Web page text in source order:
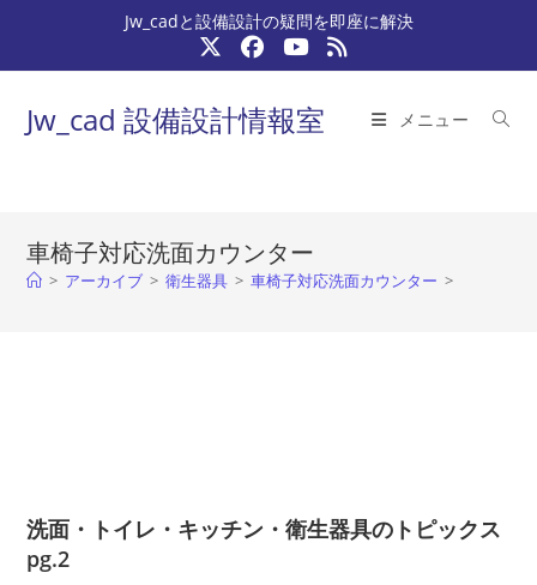
テ
Jw_cadと設備設計の疑問を即座に解決
Jw_cad 設備設計情報室 メニュー
車椅子対応洗面カウンター
> アーカイブ > 衛生器具 > 車椅子対応洗面カウンター >
洗面・トイレ・キッチン・衛生器具のトピックス
pg.2